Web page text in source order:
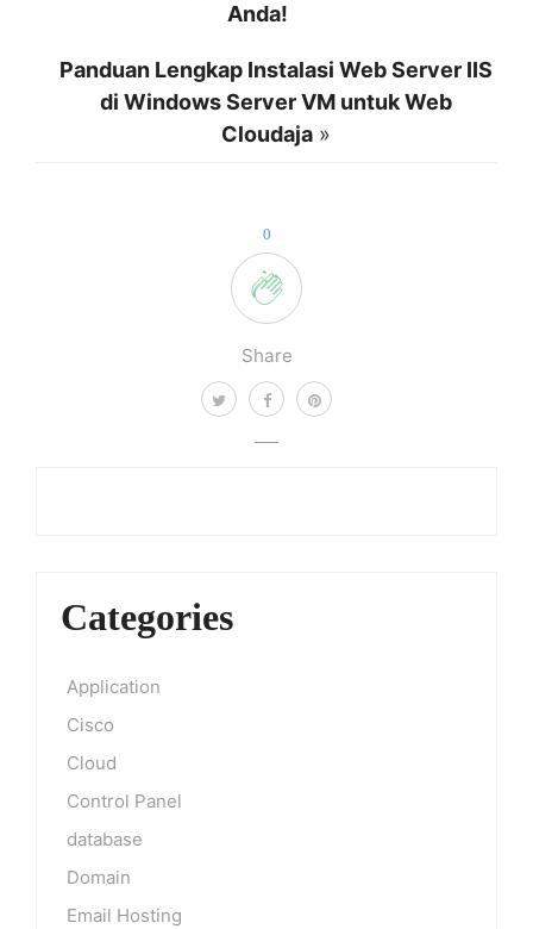
0
Share
Anda!
Panduan Lengkap Instalasi Web Server IIS
di Windows Server VM untuk Web
Cloudaja»
Categories
Application
Cisco
Cloud
Control Panel
database
Domain
Email Hosting